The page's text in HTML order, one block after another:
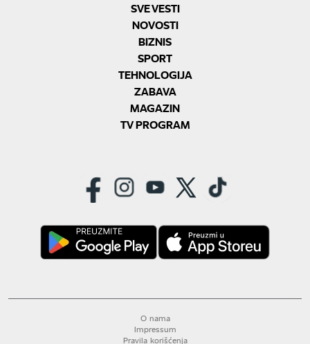
SVE VESTI
NOVOSTI
BIZNIS
SPORT
TEHNOLOGIJA
ZABAVA
MAGAZIN
TV PROGRAM
O nama
Impressum
Pravila korišćenja